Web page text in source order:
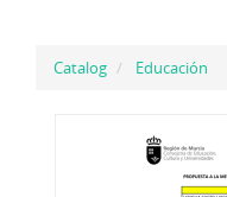
Catalog Educación